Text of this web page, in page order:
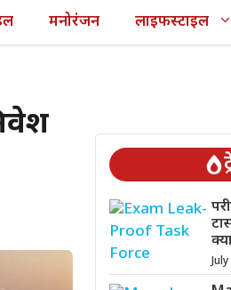
मनोरंजन लाइफस्टाइल